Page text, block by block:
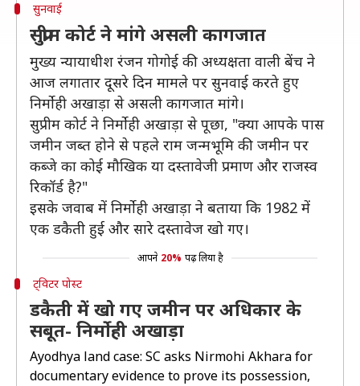
सुनवाई
सुप्रीम कोर्ट ने मांगे असली कागजात
मुख्य न्यायाधीश रंजन गोगोई की अध्यक्षता वाली बेंच ने
आज लगातार दूसरे दिन मामले पर सुनवाई करते हुए
निर्मोही अखाड़ा से असली कागजात मांगे।
सुप्रीम कोर्ट ने निर्मोही अखाड़ा से पूछा, "क्या आपके पास
जमीन जब्त होने से पहले राम जन्मभूमि की जमीन पर
कब्जे का कोई मौखिक या दस्तावेजी प्रमाण और राजस्व
रिकॉर्ड है?"
इसके जवाब में निर्मोही अखाड़ा ने बताया कि 1982 में
एक डकैती हुई और सारे दस्तावेज खो गए।
आपने 20% पढ़ लिया है
ट्विटर पोस्ट
डकैती में खो गए जमीन पर अधिकार के
सबूत- निर्मोही अखाड़ा
Ayodhya land case: SC asks Nirmohi Akhara for
documentary evidence to prove its possession,